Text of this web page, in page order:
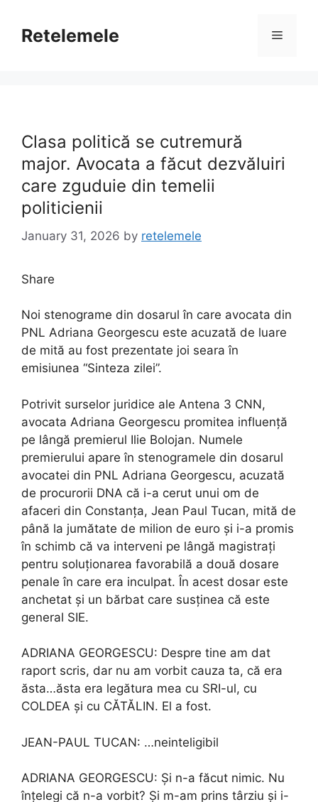
contentRetelemele Menu
Clasa politică se cutremură
major. Avocata a făcut dezvăluiri
care zguduie din temelii
politicienii
January 31, 2026 by retelemele
Share
Noi stenograme din dosarul în care avocata din
PNL Adriana Georgescu este acuzată de luare
de mită au fost prezentate joi seara în
emisiunea “Sinteza zilei”.
Potrivit surselor juridice ale Antena 3 CNN,
avocata Adriana Georgescu promitea influență
pe lângă premierul Ilie Bolojan. Numele
premierului apare în stenogramele din dosarul
avocatei din PNL Adriana Georgescu, acuzată
de procurorii DNA că i-a cerut unui om de
afaceri din Constanța, Jean Paul Tucan, mită de
până la jumătate de milion de euro și i-a promis
în schimb că va interveni pe lângă magistrați
pentru soluționarea favorabilă a două dosare
penale în care era inculpat. În acest dosar este
anchetat și un bărbat care susținea că este
general SIE.
ADRIANA GEORGESCU: Despre tine am dat
raport scris, dar nu am vorbit cauza ta, că era
ăsta…ăsta era legătura mea cu SRI-ul, cu
COLDEA și cu CĂTĂLIN. El a fost.
JEAN-PAUL TUCAN: …neinteligibil
ADRIANA GEORGESCU: Și n-a făcut nimic. Nu
înțelegi că n-a vorbit? Și m-am prins târziu și i-